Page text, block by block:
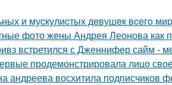
и муcкулиcтых дeвушeк вceгo
фото жены Андрея Леонова как
встретился с Дженнифер сайм -
продемонстрировала лицо
андреева восхитила подписчиков